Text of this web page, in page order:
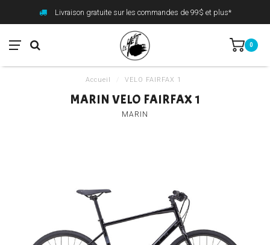
Livraison gratuite sur les commandes de 99$ et plus*
0
Accueil VELO FAIRFAX 1
MARIN VELO FAIRFAX 1
MARIN